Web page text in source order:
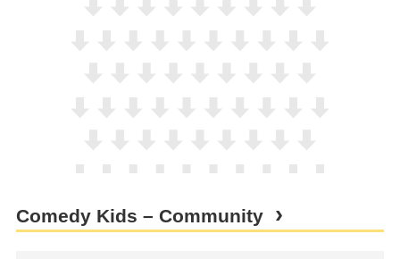
Comedy Kids – Community